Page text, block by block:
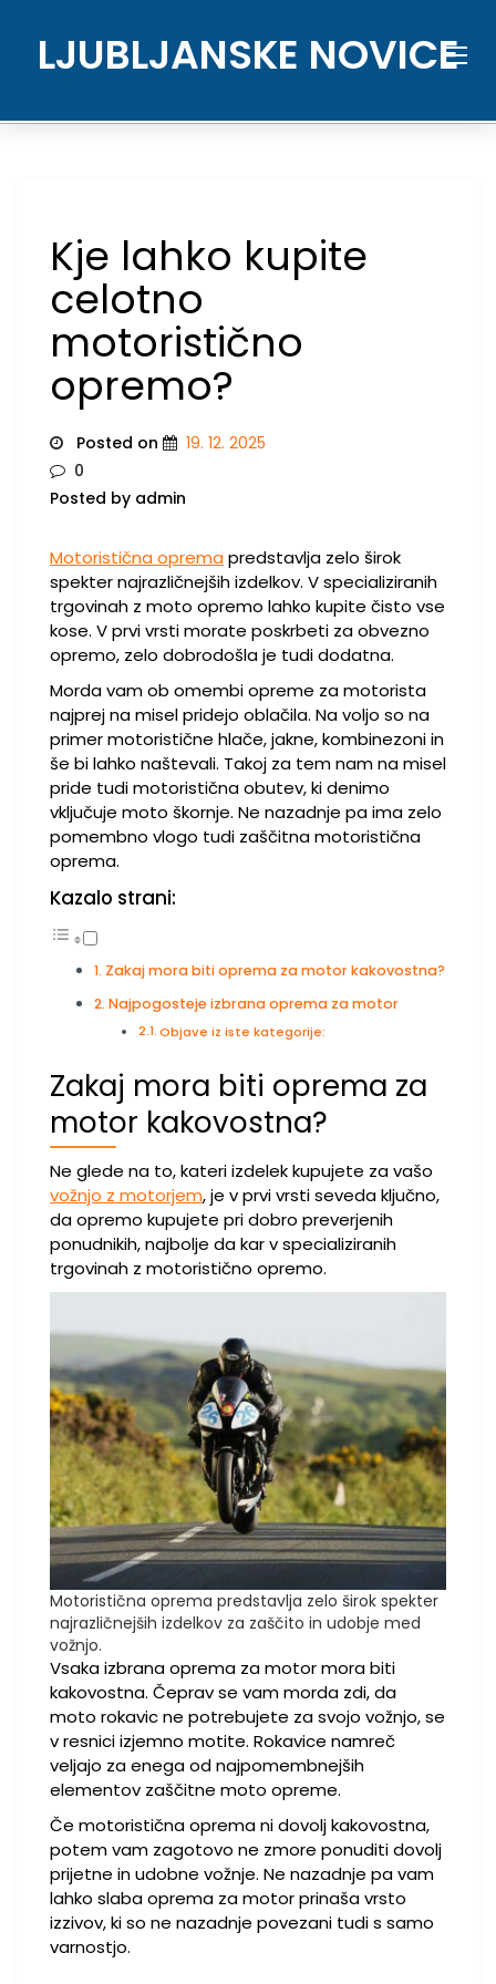
contentLJUBLJANSKE NOVICE
Kje lahko kupite
celotno
motoristično
opremo?
Posted on
19. 12. 2025
0
Posted by admin
Motoristična oprema predstavlja zelo širok
spekter najrazličnejših izdelkov. V specializiranih
trgovinah z moto opremo lahko kupite čisto vse
kose. V prvi vrsti morate poskrbeti za obvezno
opremo, zelo dobrodošla je tudi dodatna.
Morda vam ob omembi opreme za motorista
najprej na misel pridejo oblačila. Na voljo so na
primer motoristične hlače, jakne, kombinezoni in
še bi lahko naštevali. Takoj za tem nam na misel
pride tudi motoristična obutev, ki denimo
vključuje moto škornje. Ne nazadnje pa ima zelo
pomembno vlogo tudi zaščitna motoristična
oprema.
Kazalo strani:
Zakaj mora biti oprema za motor kakovostna?
Najpogosteje izbrana oprema za motor
Objave iz iste kategorije:
Zakaj mora biti oprema za
motor kakovostna?
Ne glede na to, kateri izdelek kupujete za vašo
vožnjo z motorjem, je v prvi vrsti seveda ključno,
da opremo kupujete pri dobro preverjenih
ponudnikih, najbolje da kar v specializiranih
trgovinah z motoristično opremo.
Motoristična oprema predstavlja zelo širok spekter
najrazličnejših izdelkov za zaščito in udobje med
vožnjo.
Vsaka izbrana oprema za motor mora biti
kakovostna. Čeprav se vam morda zdi, da
moto rokavic ne potrebujete za svojo vožnjo, se
v resnici izjemno motite. Rokavice namreč
veljajo za enega od najpomembnejših
elementov zaščitne moto opreme.
Če motoristična oprema ni dovolj kakovostna,
potem vam zagotovo ne zmore ponuditi dovolj
prijetne in udobne vožnje. Ne nazadnje pa vam
lahko slaba oprema za motor prinaša vrsto
izzivov, ki so ne nazadnje povezani tudi s samo
varnostjo.